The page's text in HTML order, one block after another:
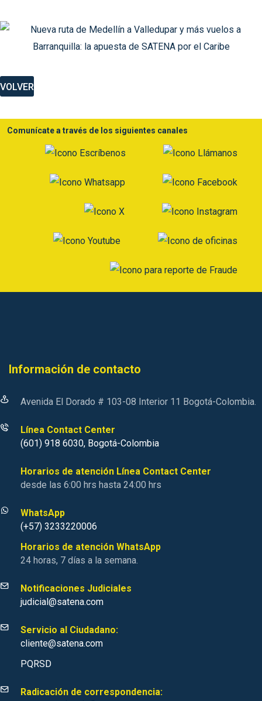
VOLVER
Comunícate a través de los siguientes canales
Información de contacto
Avenida El Dorado # 103-08 Interior 11 Bogotá-Colombia.
Línea Contact Center
(601) 918 6030, Bogotá-Colombia
Horarios de atención Línea Contact Center
desde las 6:00 hrs hasta 24:00 hrs
WhatsApp
(+57) 3233220006
Horarios de atención WhatsApp
24 horas, 7 días a la semana.
Notificaciones Judiciales
judicial@satena.com
Servicio al Ciudadano:
cliente@satena.com
PQRSD
Radicación de correspondencia: